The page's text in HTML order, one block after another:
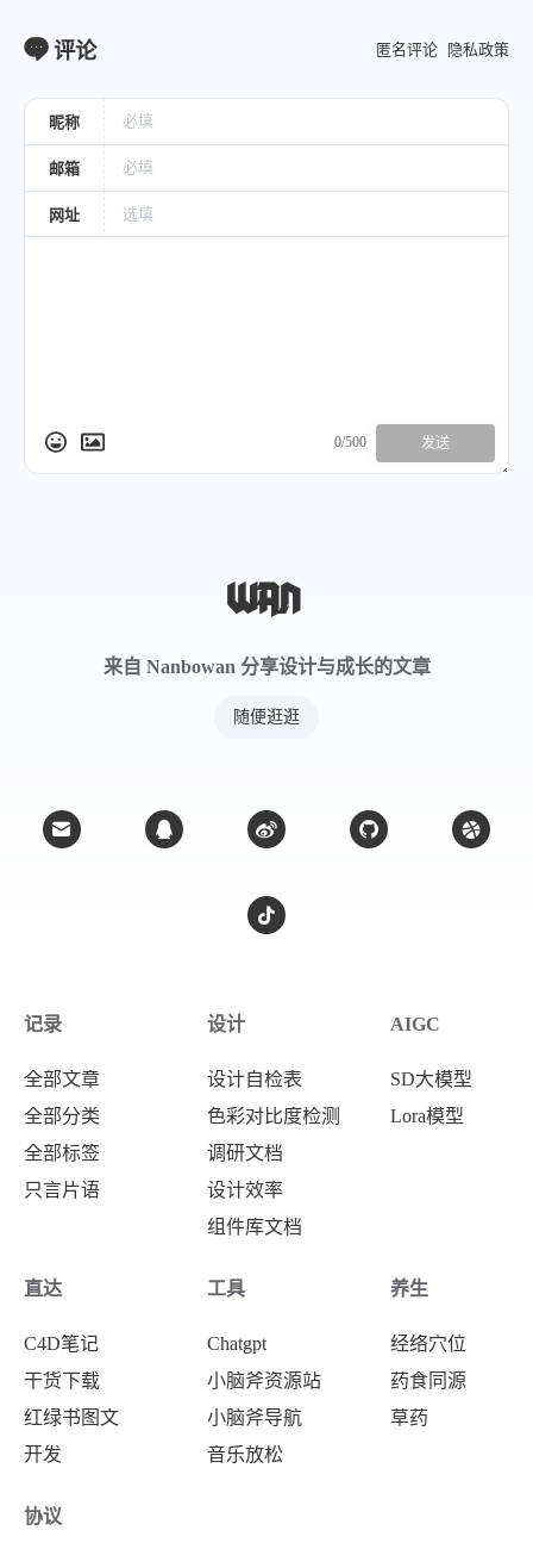
评论 匿名评论 隐私政策
昵称
邮箱
网址
0/500 发送
来自 Nanbowan 分享设计与成长的文章
随便逛逛
记录
全部文章
全部分类
全部标签
只言片语
设计
设计自检表
色彩对比度检测
调研文档
设计效率
组件库文档
AIGC
SD大模型
Lora模型
直达
C4D笔记
干货下载
红绿书图文
开发
工具
Chatgpt
小脑斧资源站
小脑斧导航
音乐放松
养生
经络穴位
药食同源
草药
协议